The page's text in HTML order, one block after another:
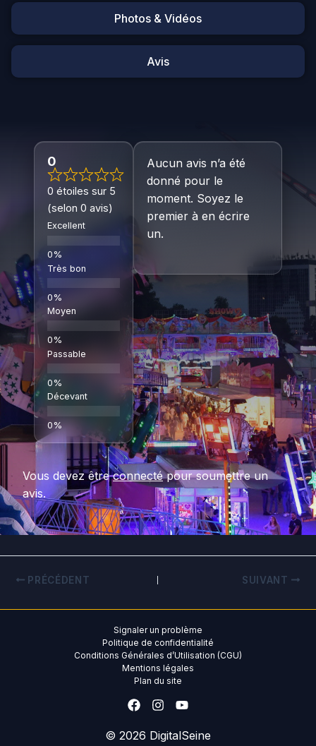
Photos & Vidéos
Avis
0
0 étoiles sur 5
(selon 0 avis)
Excellent
Très bon
Moyen
Passable
Décevant
Aucun avis n’a été
donné pour le
moment. Soyez le
premier à en écrire
un.
Vous devez êtreconnectépour soumettre un
avis.
PRÉCÉDENT SUIVANT
Signaler un problème
Politique de confidentialité
Conditions Générales d’Utilisation (CGU)
Mentions légales
Plan du site
© 2026 DigitalSeine